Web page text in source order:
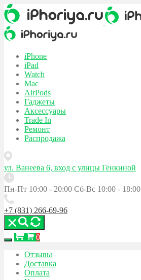
iPhone
iPad
Watch
Mac
AirPods
Гаджеты
Аксессуары
Trade In
Ремонт
Распродажа
ул. Ванеева 6, вход с улицы Генкиной
Пн-Пт 10:00 - 20:00 Сб-Вс 10:00 - 18:00
+7 (831) 266-69-96
0
Отзывы
Доставка
Оплата